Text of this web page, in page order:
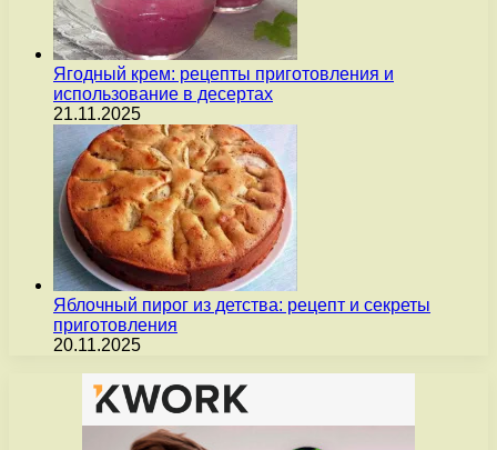
Ягодный крем: рецепты приготовления и
использование в десертах
21.11.2025
Яблочный пирог из детства: рецепт и секреты
приготовления
20.11.2025